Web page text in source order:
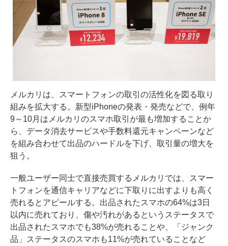
メルカリは、スマートフォンの取引の活性化を図る取り
組みを拡大する。新型iPhoneの発表・発売などで、例年
9～10月はメルカリのスマホ取引が最も増加することか
ら、データ消去サービスや手数料還元キャンペーンなど
を組み合わせて出品のハードルを下げ、取引量の増大を
狙う。
一般ユーザー同士で直接売買するメルカリでは、スマー
トフォンを通信キャリアなどに下取りに出すよりも高く
売れるとアピールする。出品されたスマホの64%は3日
以内に売れており、傷や汚れがあるというステータスで
出品されたスマホでも38%が売れることや、「ジャンク
品」ステータスのスマホも11%が売れていることなど